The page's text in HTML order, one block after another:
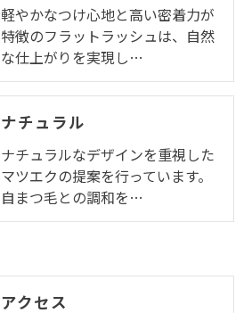
軽やかなつけ心地と高い密着力が
特徴のフラットラッシュは、自然
な仕上がりを実現し…
ナチュラル
ナチュラルなデザインを重視した
マツエクの提案を行っています。
自まつ毛との調和を…
アクセス